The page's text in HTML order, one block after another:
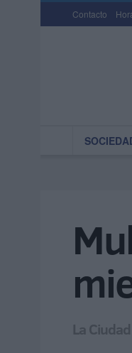
Contacto
La